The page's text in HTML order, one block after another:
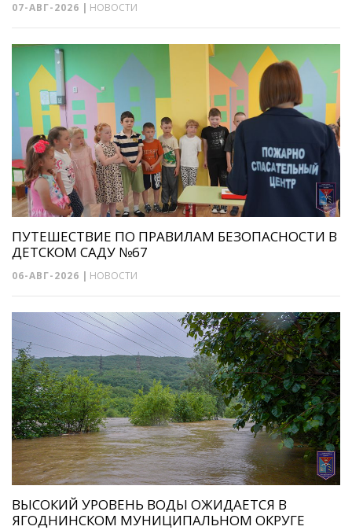
07-АВГ-2026 | НОВОСТИ
ПУТЕШЕСТВИЕ ПО ПРАВИЛАМ БЕЗОПАСНОСТИ В
ДЕТСКОМ САДУ №67
06-АВГ-2026 | НОВОСТИ
ВЫСОКИЙ УРОВЕНЬ ВОДЫ ОЖИДАЕТСЯ В
ЯГОДНИНСКОМ МУНИЦИПАЛЬНОМ ОКРУГЕ